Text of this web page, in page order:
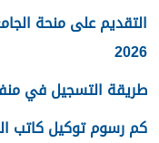
التقديم على منحة
2026
طريقة التسجيل في منفعة
كم رسوم توكيل كاتب